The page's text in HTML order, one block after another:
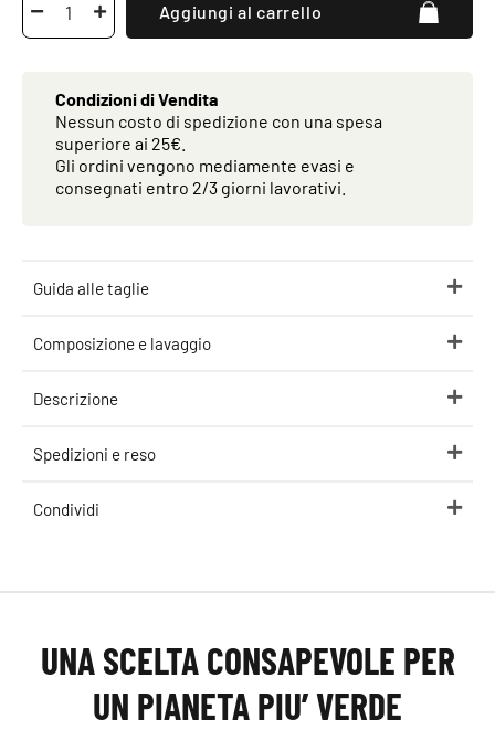
Aggiungi al carrello
Condizioni di Vendita
Nessun costo di spedizione con una spesa
superiore ai 25€.
Gli ordini vengono mediamente evasi e
consegnati entro 2/3 giorni lavorativi.
Guida alle taglie
Composizione e lavaggio
Descrizione
Spedizioni e reso
Condividi
UNA SCELTA CONSAPEVOLE PER
UN PIANETA PIU’ VERDE